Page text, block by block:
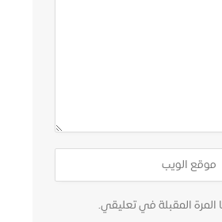
المقبلة في تعليقي.